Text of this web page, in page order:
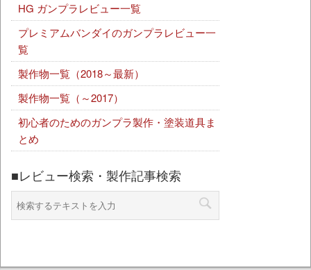
HG ガンプラレビュー一覧
プレミアムバンダイのガンプラレビュー一
覧
製作物一覧（2018～最新）
製作物一覧（～2017）
初心者のためのガンプラ製作・塗装道具ま
とめ
■レビュー検索・製作記事検索